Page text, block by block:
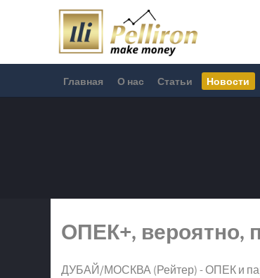
Главная О нас Статьи Новости
ОПЕК+, вероятно,
ДУБАЙ/МОСКВА (Рейтер) - ОПЕК и